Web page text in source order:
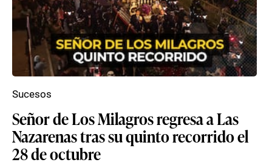
Señor de Los Milagros regresa a Las
Nazarenas tras su quinto recorrido el
28 de octubre
Sucesos